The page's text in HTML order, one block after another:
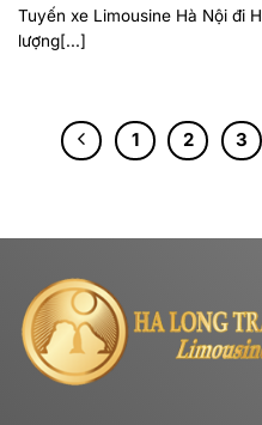
Tuyến xe Limousine Hà Nội đi
lượng[...]
1 2 3